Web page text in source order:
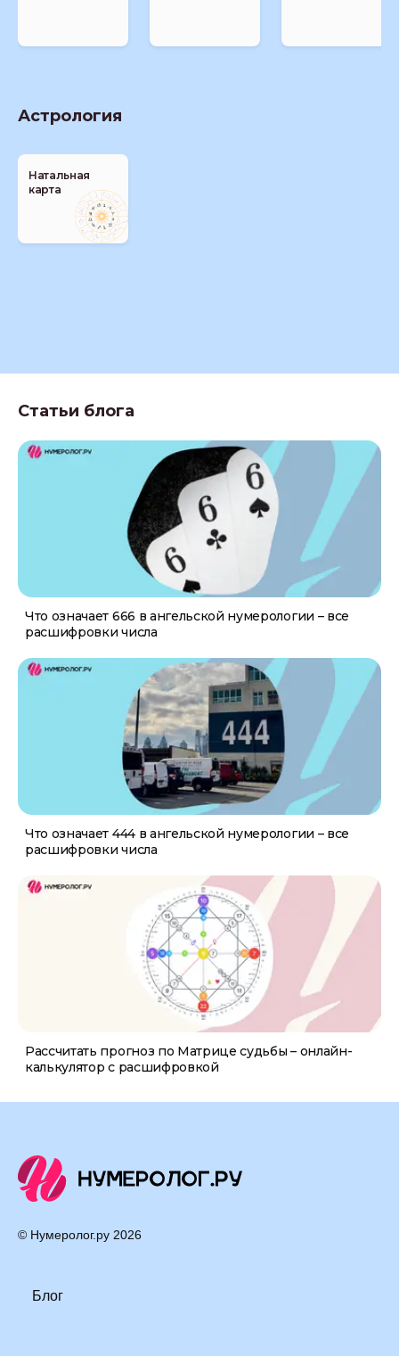
Астрология
Натальная
карта
Статьи блога
Что означает 666 в ангельской нумерологии – все
расшифровки числа
Что означает 444 в ангельской нумерологии – все
расшифровки числа
Рассчитать прогноз по Матрице судьбы – онлайн-
калькулятор с расшифровкой
© Нумеролог.ру 2026
Блог